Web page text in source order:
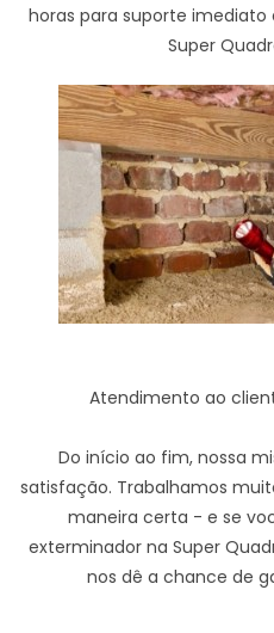
horas para suporte
Super
Atendimento ao
Do início ao fim, nossa
satisfação. Trabalhamos
maneira certa - e se
exterminador na Super
nos dê a chance de